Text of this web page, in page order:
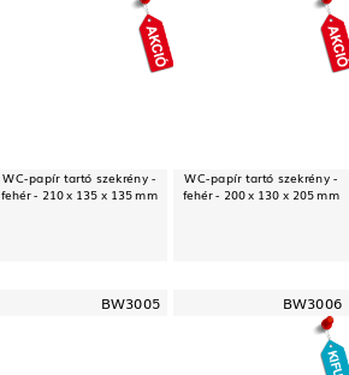
WC-papír tartó szekrény -
fehér - 210 x 135 x 135 mm
WC-papír tartó szekrény -
fehér - 200 x 130 x 205 mm
BW3005 BW3006